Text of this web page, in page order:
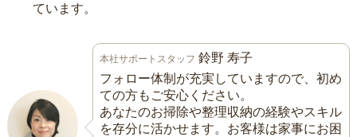
ています。
本社サポートスタッフ 鈴野 寿子
フォロー体制が充実していますので、初め
ての方もご安心ください。
あなたのお掃除や整理収納の経験やスキル
を存分に活かせます。お客様は家事にお困